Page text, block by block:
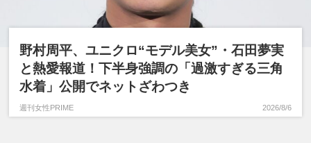
野村周平、ユニクロ“モデル美女”・石田夢実
と熱愛報道！下半身強調の「過激すぎる三角
水着」公開でネットざわつき
週刊女性PRIME 2026/8/6